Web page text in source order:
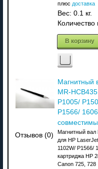
плюс доставка
Вес: 0.1 кг.
Количество
В корзину
Отзывов (0)
Магнитный
MR-
P1005/
P1566/ 1606
Магнитный вал
для HP
1102W/ P1566/
картриджа HP
Canon 725, 728